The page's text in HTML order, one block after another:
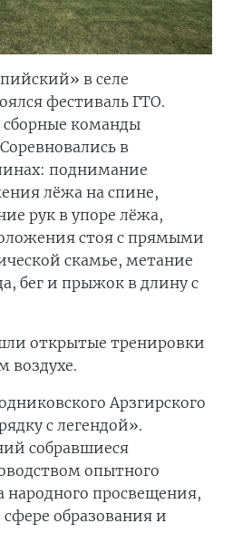
в селе
фестиваль ГТО.
команды
в
поднимание
лёжа на спине,
рук в упоре лёжа,
стоя с прямыми
скамье, метание
бег и прыжок в длину с
открытые тренировки
воздухе.
Арзгирского
с легендой».
собравшиеся
опытного
народного просвещения,
образования и